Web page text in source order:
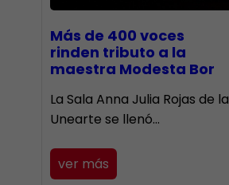
Más de 400 voces
rinden tributo a la
maestra Modesta Bor
​La Sala Anna Julia Rojas de la
Unearte se llenó…
ver más